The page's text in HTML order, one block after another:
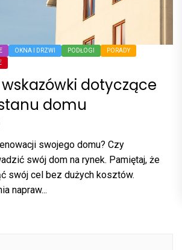
OKNA I DRZWI PODŁOGI
PORADY
dotyczące
domu
swojego domu? Czy
swój dom na rynek. Pamiętaj, że
swój cel bez dużych kosztów.
napraw...